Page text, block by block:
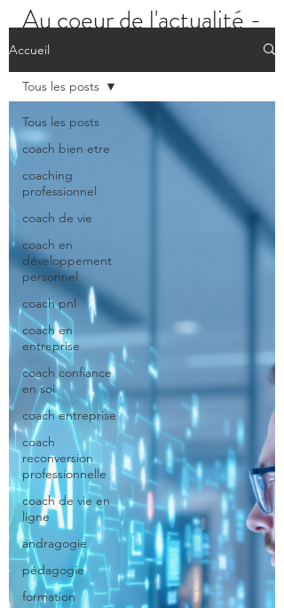
Au coeur de l'actualité -
Accueil
Tous les posts
coach bien etre
coaching
professionnel
coach de vie
coach en
développement
personnel
coach pnl
coach en
entreprise
coach confiance
en soi
coach entreprise
coach
reconversion
professionnelle
coach de vie en
ligne
andragogie
pédagogie
formation
Tous les posts